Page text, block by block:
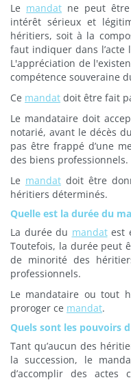
Le mandat ne peut
intérêt sérieux et
héritiers, soit à la
faut indiquer dans
L'appréciation de
compétence souveraine
Ce mandat doit être fait
Le mandataire doit
notarié, avant le décès
pas être frappé d’une
des biens professionnels.
Le mandatdoit être
héritiers déterminés.
Quelle est la durée du
La durée du mandatest
Toutefois, la durée peut
de minorité des
professionnels.
Le mandataire ou tout
proroger ce mandat.
Quels sont les pouvoirs
Tant qu’aucun des
la succession, le
d’accomplir des actes